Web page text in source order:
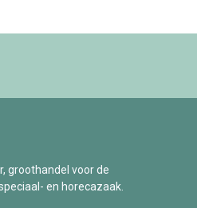
groothandel voor de
en horecazaak.